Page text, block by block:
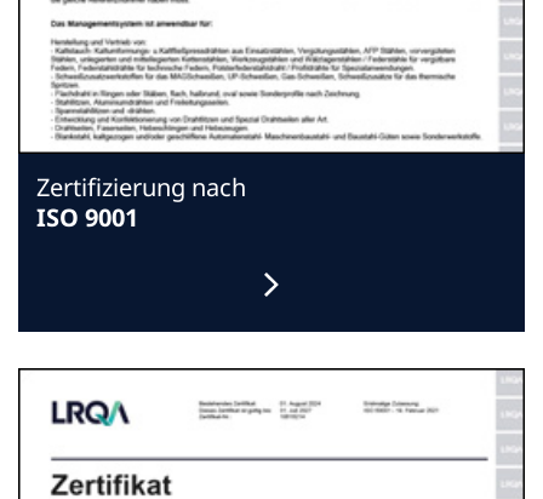
Zertifizierung nach
ISO 9001